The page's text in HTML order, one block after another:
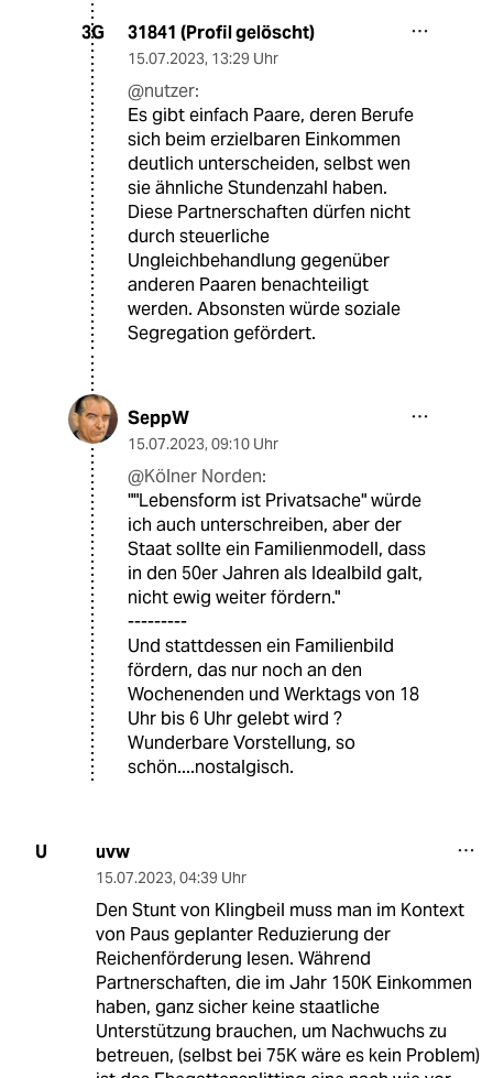
3G 31841 (Profil gelöscht)
15.07.2023, 13:29 Uhr
@nutzer:
Es gibt einfach Paare, deren Berufe
sich beim erzielbaren Einkommen
deutlich unterscheiden, selbst wen
sie ähnliche Stundenzahl haben.
Diese Partnerschaften dürfen nicht
durch steuerliche
Ungleichbehandlung gegenüber
anderen Paaren benachteiligt
werden. Absonsten würde soziale
Segregation gefördert.
SeppW
15.07.2023, 09:10 Uhr
@Kölner Norden:
""Lebensform ist Privatsache" würde
ich auch unterschreiben, aber der
Staat sollte ein Familienmodell, dass
in den 50er Jahren als Idealbild galt,
nicht ewig weiter fördern."
---------
Und stattdessen ein Familienbild
fördern, das nur noch an den
Wochenenden und Werktags von 18
Uhr bis 6 Uhr gelebt wird ?
Wunderbare Vorstellung, so
schön....nostalgisch.
U uvw
15.07.2023, 04:39 Uhr
Den Stunt von Klingbeil muss man im Kontext
von Paus geplanter Reduzierung der
Reichenförderung lesen. Während
Partnerschaften, die im Jahr 150K Einkommen
haben, ganz sicher keine staatliche
Unterstützung brauchen, um Nachwuchs zu
betreuen, (selbst bei 75K wäre es kein Problem)